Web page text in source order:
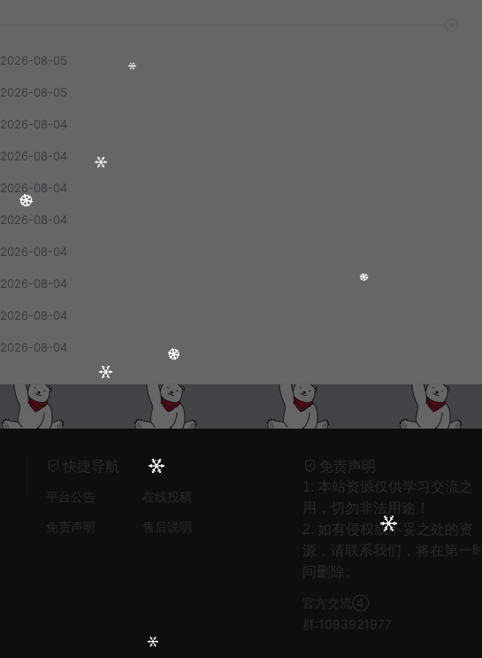
2026-08-05
2026-08-05
2026-08-04
2026-08-04
2026-08-04
2026-08-04
2026-08-04
2026-08-04
2026-08-04
2026-08-04
快捷导航
平台公告
在线投稿
免责声明
售后说明
免责声明
1. 本站资源仅供学习交流之
用，切勿非法用途！
2. 如有侵权或不妥之处的资
源，请联系我们，将在第一时
间删除。
官方交流④
群:1093921977
安和桥(女生版) - 白允y
思绪云端（Fire Mix） - DJFire
偏爱和例外 - 占二曦
时间沦陷 (女版) - 龙爷
Bleeding love - Tata/Pis
儿时 - 刘昊霖